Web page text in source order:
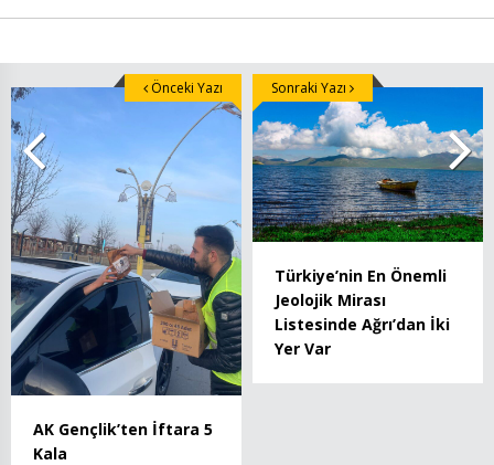
AK Gençlik’ten İftara 5
Kala
Önceki Yazı
Türkiye’nin En Önemli
Jeolojik Mirası
Listesinde Ağrı’dan İki
Yer Var
Sonraki Yazı